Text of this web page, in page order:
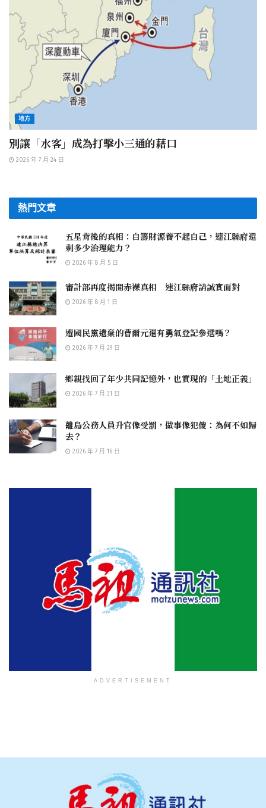
地方
別讓「水客」成為打擊小三通的藉口
2026 年 7 月 24 日
熱門文章
五星背後的真相：自籌財源養不起自己，連江縣府還
剩多少治理能力？
2026 年 8 月 5 日
審計部再度揭開赤裸真相 連江縣府請誠實面對
2026 年 8 月 1 日
遭國民黨遺棄的曹爾元還有勇氣登記參選嗎？
2026 年 7 月 29 日
鄉親找回了年少共同記憶外，也實現的「土地正義」
2026 年 7 月 31 日
離島公務人員升官像受罰，做事像犯傻：為何不如歸
去？
2026 年 7 月 16 日
ADVERTISEMENT